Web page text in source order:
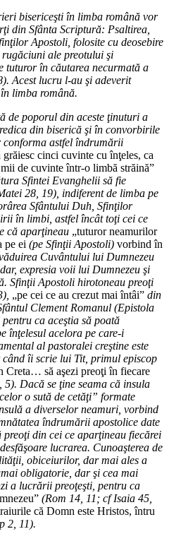
bisericeşti în limba română vor
din Sfânta Scriptură: Psaltirea,
Apostoli, folosite cu deosebire
ale preotului şi
tuturor în căutarea necurmată a
Acest lucru l-au şi adeverit
limba română.
de poporul din aceste ţinuturi a
din biserică şi în convorbirile
conforma astfel îndrumării
grăiesc cinci cuvinte cu înţeles, ca
de cuvinte într-o limbă străină”
Sfintei Evanghelii să fie
28, 19), indiferent de limba pe
Sfântului Duh, Sfinţilor
în limbi, astfel încât toţi cei ce
că aparţineau „tuturor neamurilor
pe ei (pe Sfinţii Apostoli) vorbind în
Cuvântului lui Dumnezeu
expresia voii lui Dumnezeu şi
Sfinţii Apostoli hirotoneau preoţi
„pe cei ce au crezut mai întâi” din
Clement Romanul (Epistola
ca aceştia să poată
înţelesul acelora pe care-i
al pastoralei creştine este
îi scrie lui Tit, primul episcop
Creta… să aşezi preoţi în fiecare
5). Dacă se ţine seama că insula
o sută de cetăţi” formate
a diverselor neamuri, vorbind
îndrumării apostolice date
preoţi din cei ce aparţineau fiecărei
lucrarea. Cunoaşterea de
obiceiurilor, dar mai ales a
obligatorie, dar şi cea mai
a lucrării preoţeşti, pentru ca
(Rom 14, 11; cf Isaia 45,
că Domn este Hristos, întru
2, 11).